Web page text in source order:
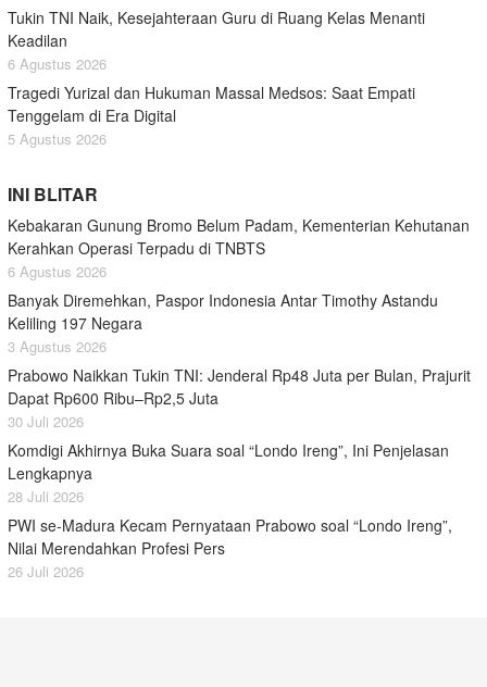
Tukin TNI Naik, Kesejahteraan Guru di Ruang Kelas Menanti
Keadilan
6 Agustus 2026
Tragedi Yurizal dan Hukuman Massal Medsos: Saat Empati
Tenggelam di Era Digital
5 Agustus 2026
INI BLITAR
Kebakaran Gunung Bromo Belum Padam, Kementerian Kehutanan
Kerahkan Operasi Terpadu di TNBTS
6 Agustus 2026
Banyak Diremehkan, Paspor Indonesia Antar Timothy Astandu
Keliling 197 Negara
3 Agustus 2026
Prabowo Naikkan Tukin TNI: Jenderal Rp48 Juta per Bulan, Prajurit
Dapat Rp600 Ribu–Rp2,5 Juta
30 Juli 2026
Komdigi Akhirnya Buka Suara soal “Londo Ireng”, Ini Penjelasan
Lengkapnya
28 Juli 2026
PWI se-Madura Kecam Pernyataan Prabowo soal “Londo Ireng”,
Nilai Merendahkan Profesi Pers
26 Juli 2026